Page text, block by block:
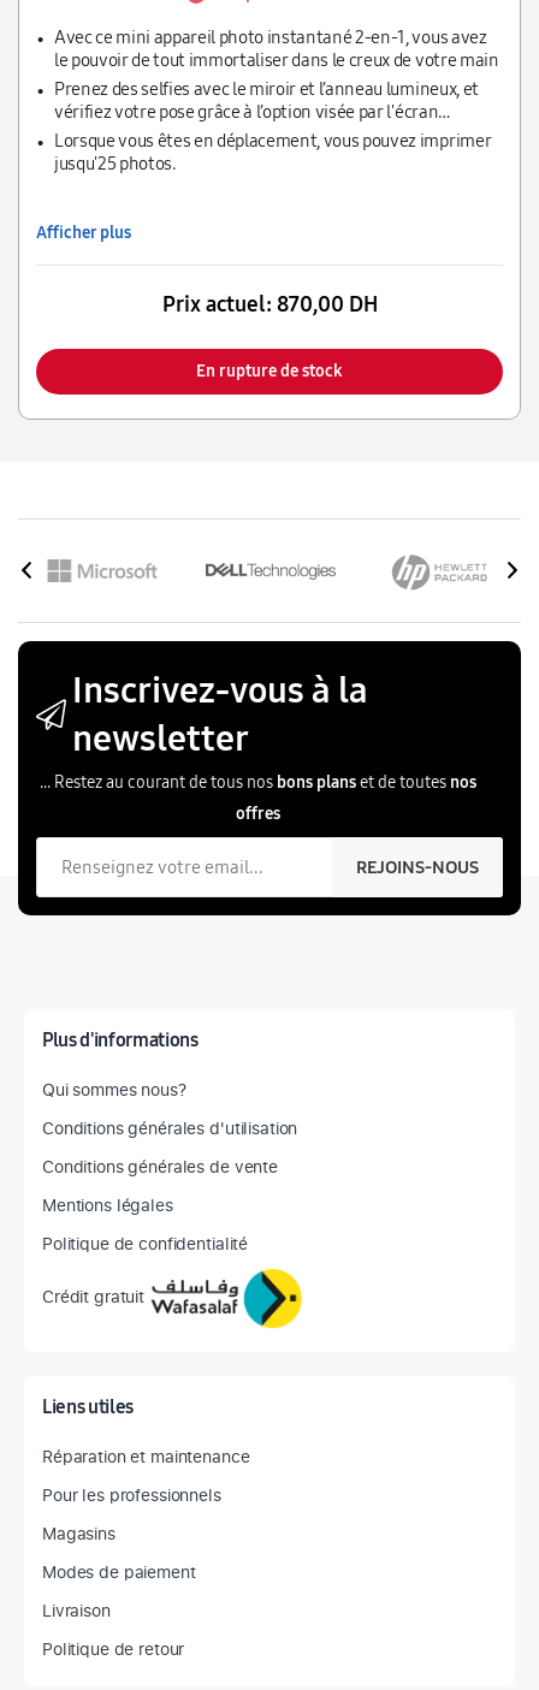
Avec ce mini appareil photo instantané 2-en-1, vous avez
le pouvoir de tout immortaliser dans le creux de votre main
Prenez des selfies avec le miroir et l’anneau lumineux, et
vérifiez votre pose grâce à l’option visée par l'écran
disponible via l'application Canon Mini Print
Lorsque vous êtes en déplacement, vous pouvez imprimer
jusqu'25 photos.
Afficher plus
Prix actuel: 870,00 DH
En rupture de stock
Inscrivez-vous à la
newsletter
... Restez au courant de tous nos bons planset de toutes nos
offres
REJOINS-NOUS
Plus d'informations
Qui sommes nous?
Conditions générales d'utilisation
Conditions générales de vente
Mentions légales
Politique de confidentialité
Crédit gratuit
Liens utiles
Réparation et maintenance
Pour les professionnels
Magasins
Modes de paiement
Livraison
Politique de retour